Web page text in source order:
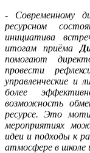
- Современному
ресурсном
инициатива
итогам приёма
помогают
провести
управленческие и
более
возможность
ресурсе. Это
мероприятиях
идеи и подходы к
атмосфере в школе